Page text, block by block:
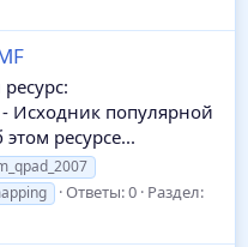
Исходник популярной
ресурсе...
Ответы: 0 Раздел: